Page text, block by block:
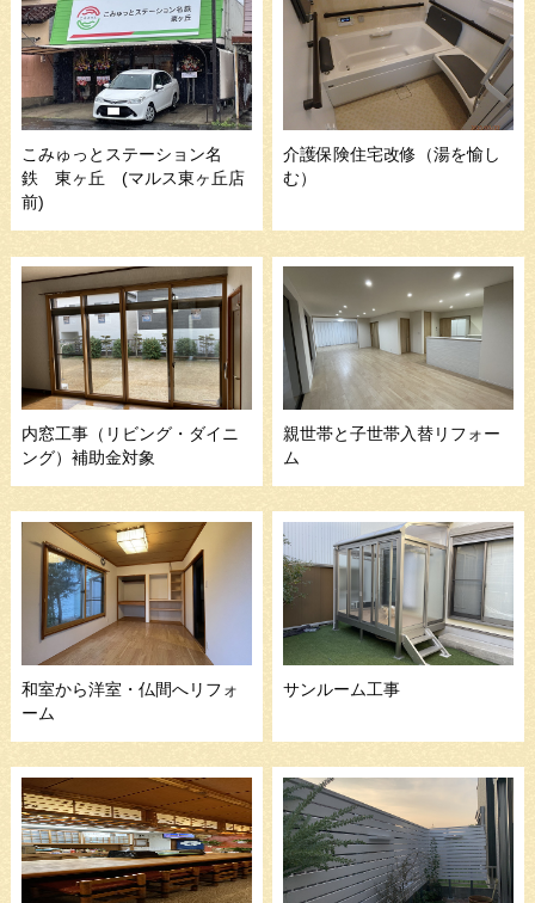
こみゅっとステーション名
鉄 東ヶ丘 (マルス東ヶ丘店
前)
介護保険住宅改修（湯を愉し
む）
内窓工事（リビング・ダイニ
ング）補助金対象
親世帯と子世帯入替リフォー
ム
和室から洋室・仏間へリフォ
ーム
サンルーム工事